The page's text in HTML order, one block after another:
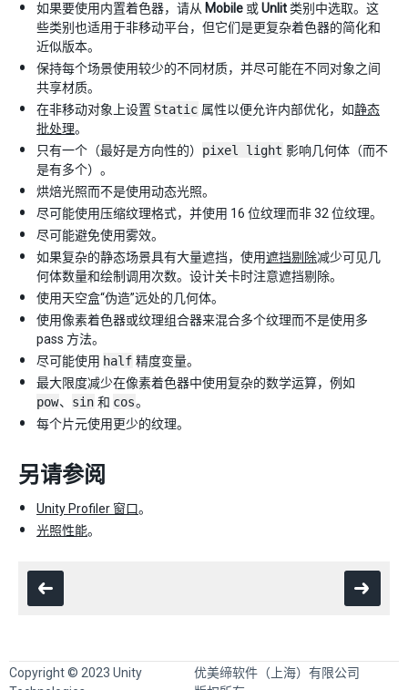
如果要使用内置着色器，请从 Mobile 或Unlit 类别中选取。这
些类别也适用于非移动平台，但它们是更复杂着色器的简化和
近似版本。
保持每个场景使用较少的不同材质，并尽可能在不同对象之间
共享材质。
在非移动对象上设置 Static 属性以便允许内部优化，如静态
批处理。
只有一个（最好是方向性的） pixel light 影响几何体（而不
是有多个）。
烘焙光照而不是使用动态光照。
尽可能使用压缩纹理格式，并使用 16 位纹理而非 32 位纹理。
尽可能避免使用雾效。
如果复杂的静态场景具有大量遮挡，使用遮挡剔除减少可见几
何体数量和绘制调用次数。设计关卡时注意遮挡剔除。
使用天空盒“伪造”远处的几何体。
使用像素着色器或纹理组合器来混合多个纹理而不是使用多
pass 方法。
尽可能使用 half 精度变量。
最大限度减少在像素着色器中使用复杂的数学运算，例如
pow、 sin 和 cos。
每个片元使用更少的纹理。
另请参阅
Unity Profiler 窗口。
光照性能。
Copyright © 2023 Unity
优美缔软件（上海）有限公司